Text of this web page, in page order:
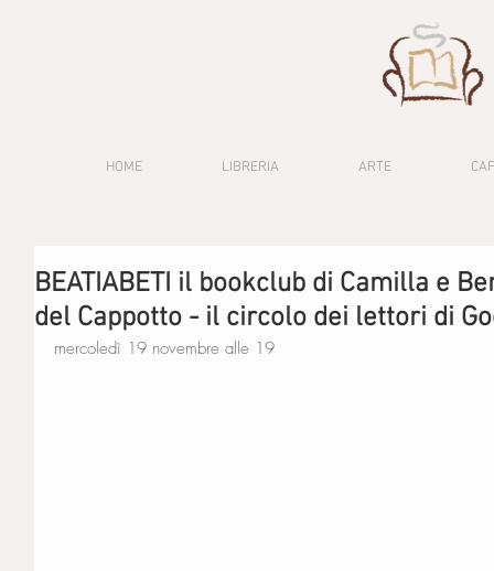
HOME LIBRERIA ARTE
BEATIABETI il bookclub di Camilla e
del Cappotto - il circolo dei lettori di
mercoledì 19 novembre alle 19